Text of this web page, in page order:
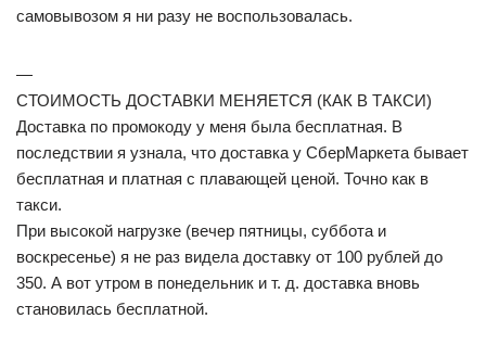
самовывозом я ни разу не воспользовалась.
—
СТОИМОСТЬ ДОСТАВКИ МЕНЯЕТСЯ (КАК В ТАКСИ)
Доставка по промокоду у меня была бесплатная. В
последствии я узнала, что доставка у СберМаркета бывает
бесплатная и платная с плавающей ценой. Точно как в
такси.
При высокой нагрузке (вечер пятницы, суббота и
воскресенье) я не раз видела доставку от 100 рублей до
350. А вот утром в понедельник и т. д. доставка вновь
становилась бесплатной.